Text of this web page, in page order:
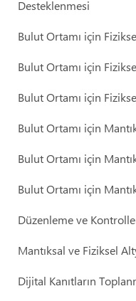
Desteklenmesi
Bulut Ortamı için
Bulut Ortamı için
Bulut Ortamı için
Bulut Ortamı için
Bulut Ortamı için
Bulut Ortamı için
Düzenleme ve
Mantıksal ve Fiziksel
Dijital Kanıtların